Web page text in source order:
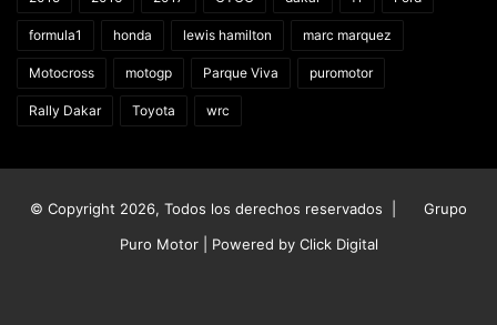
formula1 honda lewis hamilton marc marquez
Motocross motogp Parque Viva puromotor
Rally Dakar Toyota wrc
© Copyright 2026, Todos los derechos reservados |
Grupo
Puro Motor | Powered by Click Digital